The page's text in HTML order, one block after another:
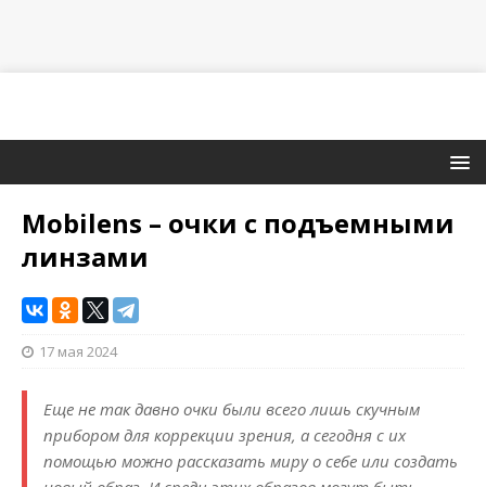
Mobilens – очки с подъемными
линзами
17 мая 2024
Еще не так давно очки были всего лишь скучным
прибором для коррекции зрения, а сегодня с их
помощью можно рассказать миру о себе или создать